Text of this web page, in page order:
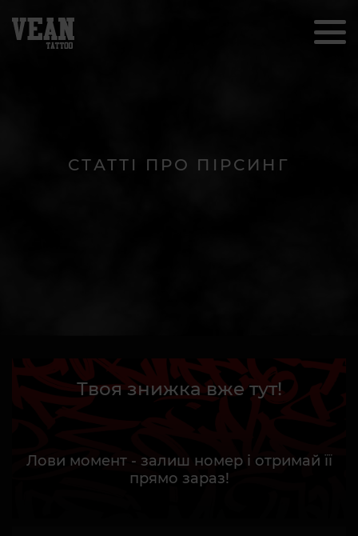
СТАТТІ ПРО ПІРСИНГ
Твоя знижка вже тут!
Лови момент - залиш номер і отримай її
прямо зараз!